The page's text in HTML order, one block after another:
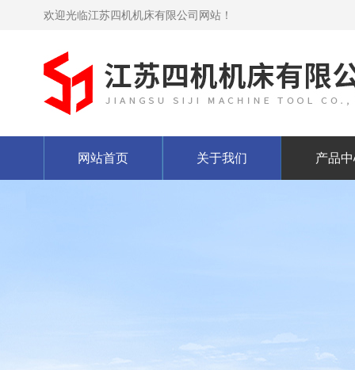
欢迎光临江苏四机机床有限公司网站！
网站首页 关于我们 产品